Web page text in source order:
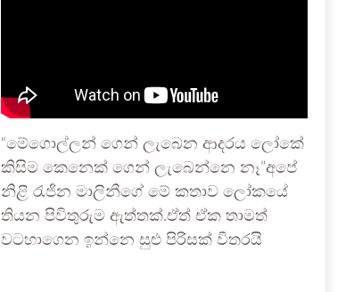
“මේගොල්ලන් ගෙන් ලැබෙන ආදරය ලෝකේ
කිසිම කෙනෙක් ගෙන් ලැබෙන්නෙ නෑ”අපේ
නිළි රැජින මාලිනීගේ මේ කතාව ලෝකයේ
තියන පිවිතුරුම ඇත්තක්.ඒත් ඒක තාමත්
වටහාගෙන ඉන්නෙ සුළු පිරිසක් විතරයි